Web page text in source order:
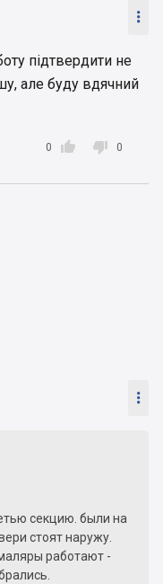

підтвердити не
але буду вдячний

0  0

секцию. были на
стоят наружу.
работают -